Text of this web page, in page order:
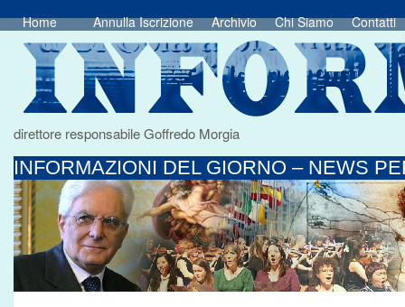
Home Annulla Iscrizione Archivio Chi Siamo Contatti
direttore responsabile Goffredo Morgia
INFORMAZIONI DEL GIORNO – NEWS